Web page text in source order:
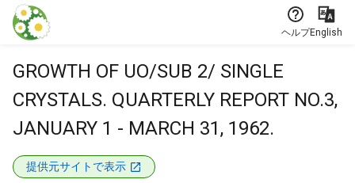
本文に飛ぶ
ヘルプEnglish
GROWTH OF UO/SUB 2/ SINGLE
CRYSTALS. QUARTERLY REPORT NO.3,
JANUARY 1 - MARCH 31, 1962.
提供元サイトで表示